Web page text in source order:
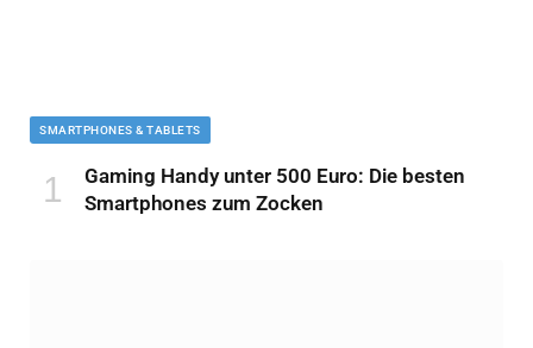
SMARTPHONES & TABLETS
Gaming Handy unter 500 Euro: Die besten
Smartphones zum Zocken